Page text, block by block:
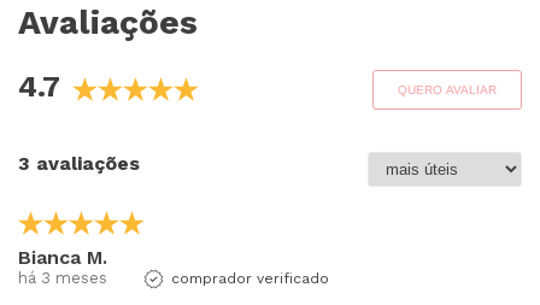
Avaliações
4.7 QUERO AVALIAR
3 avaliações
Bianca M.
há 3 meses comprador verificado